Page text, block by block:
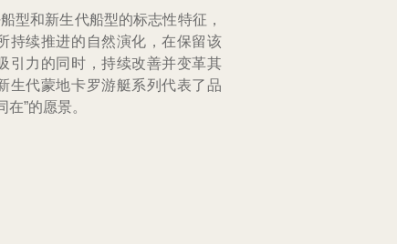
型和新生代船型的标志性特征，
持续推进的自然演化，在保留该
引力的同时，持续改善并变革其
生代蒙地卡罗游艇系列代表了品
”的愿景。